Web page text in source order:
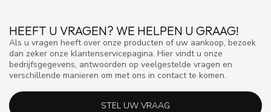
HEEFT U VRAGEN? WE HELPEN U GRAAG!
Als u vragen heeft over onze producten of uw aankoop, bezoek
dan zeker onze klantenservicepagina. Hier vindt u onze
bedrijfsgegevens, antwoorden op veelgestelde vragen en
verschillende manieren om met ons in contact te komen.
STEL UW VRAAG